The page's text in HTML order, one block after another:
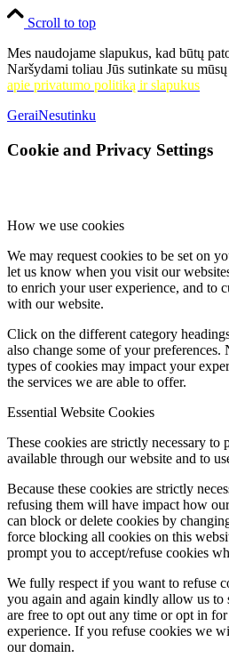
Scroll to top
Mes naudojame slapukus, kad būtų
Naršydami toliau Jūs sutinkate su
apie privatumo politiką ir slapukus
GeraiNesutinku
Cookie and Privacy Settings
How we use cookies
We may request cookies to be set on
let us know when you visit our
to enrich your user experience, and to
with our website.
Click on the different category
also change some of your
types of cookies may impact your
the services we are able to offer.
Essential Website Cookies
These cookies are strictly necessary
available through our website and to
Because these cookies are strictly
refusing them will have impact how
can block or delete cookies by
force blocking all cookies on this
prompt you to accept/refuse cookies
We fully respect if you want to refuse
you again and again kindly allow us to
are free to opt out any time or opt in
experience. If you refuse cookies we
our domain.